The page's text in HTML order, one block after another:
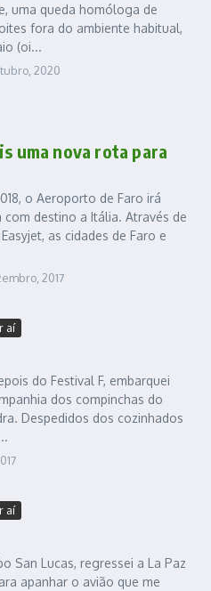
uma queda homóloga de
fora do ambiente habitual,
(oi...
2020
uma nova rota para
o Aeroporto de Faro irá
destino a Itália. Através de
as cidades de Faro e
2017
aí
do Festival F, embarquei
dos compinchas do
Despedidos dos cozinhados
aí
San Lucas, regressei a La Paz
apanhar o avião que me